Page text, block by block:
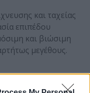
και ταχείας
επιπέδου
και βιώσιμη
μεγέθους.